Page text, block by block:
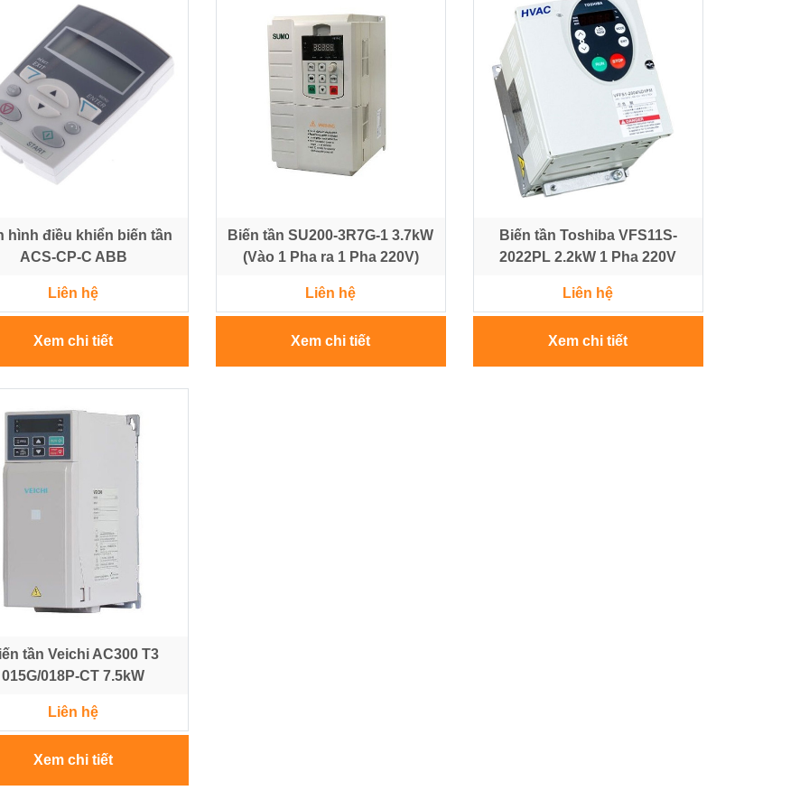
hình điều khiển biến tần
ACS-CP-C ABB
Liên hệ
Xem chi tiết
Biến tần SU200-3R7G-1 3.7kW
(Vào 1 Pha ra 1 Pha 220V)
Liên hệ
Xem chi tiết
Biến tần Toshiba VFS11S-
2022PL 2.2kW 1 Pha 220V
Liên hệ
Xem chi tiết
tần Veichi AC300 T3
015G/018P-CT 7.5kW
Liên hệ
Xem chi tiết